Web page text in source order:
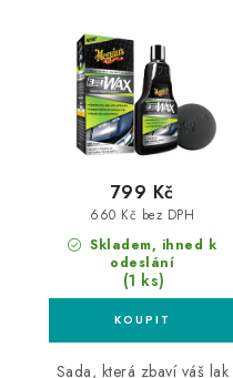
jediném kroku
Skladem, ihned k
odeslání
(1 ks)
660 Kč bez DPH
799 Kč
Sada, která zbaví váš lak